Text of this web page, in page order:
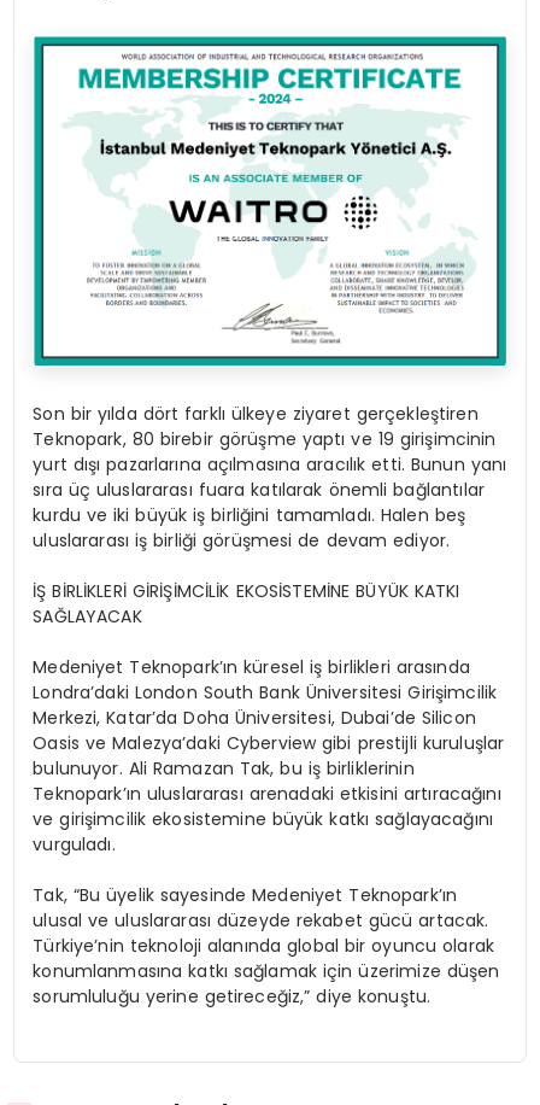
Son bir yılda dört farklı ülkeye ziyaret gerçekleştiren
Teknopark, 80 birebir görüşme yaptı ve 19 girişimcinin
yurt dışı pazarlarına açılmasına aracılık etti. Bunun yanı
sıra üç uluslararası fuara katılarak önemli bağlantılar
kurdu ve iki büyük iş birliğini tamamladı. Halen beş
uluslararası iş birliği görüşmesi de devam ediyor.
İŞ BİRLİKLERİ GİRİŞİMCİLİK EKOSİSTEMİNE BÜYÜK KATKI
SAĞLAYACAK
Medeniyet Teknopark’ın küresel iş birlikleri arasında
Londra’daki London South Bank Üniversitesi Girişimcilik
Merkezi, Katar’da Doha Üniversitesi, Dubai’de Silicon
Oasis ve Malezya’daki Cyberview gibi prestijli kuruluşlar
bulunuyor. Ali Ramazan Tak, bu iş birliklerinin
Teknopark’ın uluslararası arenadaki etkisini artıracağını
ve girişimcilik ekosistemine büyük katkı sağlayacağını
vurguladı.
Tak, “Bu üyelik sayesinde Medeniyet Teknopark’ın
ulusal ve uluslararası düzeyde rekabet gücü artacak.
Türkiye’nin teknoloji alanında global bir oyuncu olarak
konumlanmasına katkı sağlamak için üzerimize düşen
sorumluluğu yerine getireceğiz,” diye konuştu.